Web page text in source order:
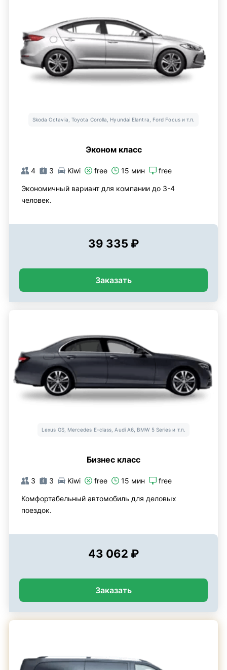
Skoda Octavia, Toyota Corolla, Hyundai Elantra, Ford Focus и т.п.
Эконом класс
4 3 Kiwi free 15 мин free
Экономичный вариант для компании до 3-4
человек.
39 335 ₽
Заказать
Lexus GS, Mercedes E-class, Audi A6, BMW 5 Series и т.п.
Бизнес класс
3 3 Kiwi free 15 мин free
Комфортабельный автомобиль для деловых
поездок.
43 062 ₽
Заказать